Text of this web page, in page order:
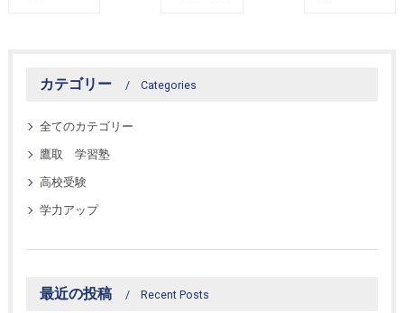
カテゴリー Categories
全てのカテゴリー
鷹取 学習塾
高校受験
学力アップ
最近の投稿 Recent Posts